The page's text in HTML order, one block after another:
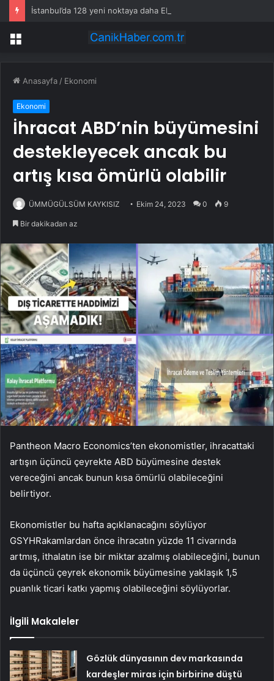
İstanbul’da 128 yeni noktaya daha EDS geliyor
Menü
Anasayfa / Ekonomi
Ekonomi
İhracat ABD’nin büyümesini
destekleyecek ancak bu
artış kısa ömürlü olabilir
ÜMMÜGÜLSÜM KAYKISIZ Ekim 24, 2023 0 9
Bir dakikadan az
Pantheon Macro Economics’ten ekonomistler, ihracattaki
artışın üçüncü çeyrekte ABD büyümesine destek
vereceğini ancak bunun kısa ömürlü olabileceğini
belirtiyor.
Ekonomistler bu hafta açıklanacağını söylüyor
GSYHRakamlardan önce ihracatın yüzde 11 civarında
artmış, ithalatın ise bir miktar azalmış olabileceğini, bunun
da üçüncü çeyrek ekonomik büyümesine yaklaşık 1,5
puanlık ticari katkı yapmış olabileceğini söylüyorlar.
İlgili Makaleler
Gözlük dünyasının dev markasında
kardeşler miras için birbirine düştü